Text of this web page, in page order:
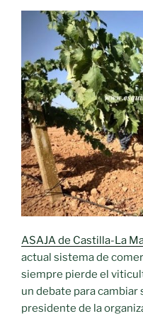
ASAJA de Castilla-La
actual sistema de
siempre pierde el
un debate para cambiar
presidente de la